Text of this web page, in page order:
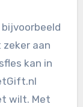
aan
kan in
wilt. Met